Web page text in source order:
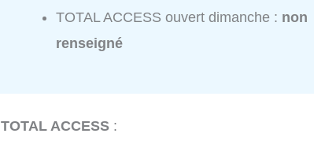
TOTAL ACCESS ouvert dimanche : non
renseigné
TOTAL ACCESS :